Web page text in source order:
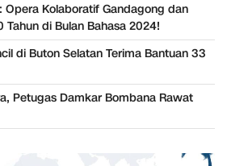
Opera Kolaboratif Gandagong dan
Tahun di Bulan Bahasa 2024!
di Buton Selatan Terima Bantuan 33
Petugas Damkar Bombana Rawat